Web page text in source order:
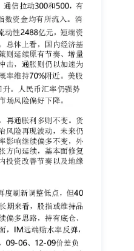
再度刷新调整低点，但4050点上
仍可延续偏多思路，持有底仓、高
期价差方面，09-06、12-09价差负
比价再度上升，暂时维持观望，
厚利润。 沪深300指数压力5020-
，支撑8140-8170；中证1000指
图2：IH合
图3：
图5：IF合
图
图7：IC合约基差
图8：IM合
图
图